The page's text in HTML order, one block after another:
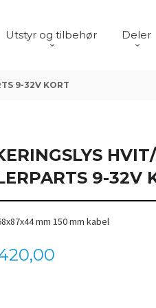
Utstyr og tilbehør Deler
9-32V KORT
9-32V
mm 150 mm kabel